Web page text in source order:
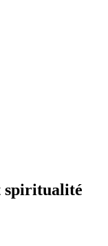
spiritualité